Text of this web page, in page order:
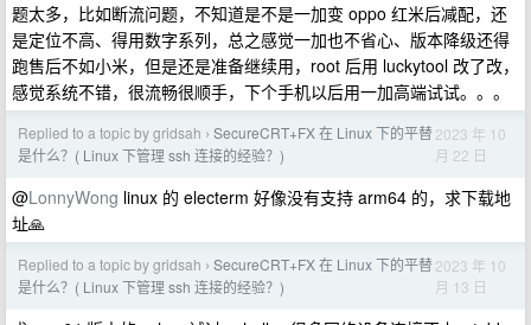
题太多，比如断流问题，不知道是不是一加变 oppo 红米后减配，还
是定位不高、得用数字系列，总之感觉一加也不省心、版本降级还得
跑售后不如小米，但是还是准备继续用，root 后用 luckytool 改了改，
感觉系统不错，很流畅很顺手，下个手机以后用一加高端试试。。。
Replied to a topic by gridsah › SecureCRT+FX 在 Linux 下的平替
是什么？( Linux 下管理 ssh 连接的经验？)
2023 年 10
月 22 日
@LonnyWong linux 的 electerm 好像没有支持 arm64 的，求下载地
址🙏
Replied to a topic by gridsah › SecureCRT+FX 在 Linux 下的平替
是什么？( Linux 下管理 ssh 连接的经验？)
2023 年 10
月 13 日